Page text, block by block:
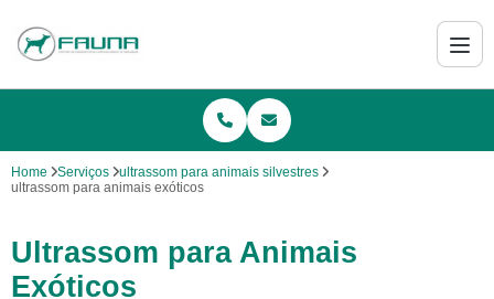
Home Serviços
ultrassom para animais silvestres
ultrassom para animais exóticos
Ultrassom para Animais
Exóticos